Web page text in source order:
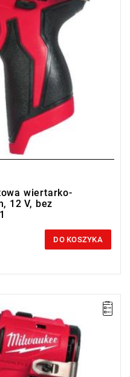
wiertarko-
12 V, bez
DO KOSZYKA
Redemption Classic,
akumulator za 2 zł.
posiadających NIP.